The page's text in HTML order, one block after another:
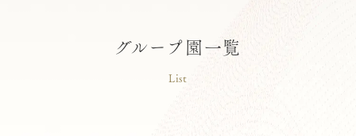
グループ園一覧
List